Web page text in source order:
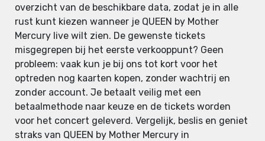
overzicht van de beschikbare data, zodat je in alle
rust kunt kiezen wanneer je QUEEN by Mother
Mercury live wilt zien. De gewenste tickets
misgegrepen bij het eerste verkooppunt? Geen
probleem: vaak kun je bij ons tot kort voor het
optreden nog kaarten kopen, zonder wachtrij en
zonder account. Je betaalt veilig met een
betaalmethode naar keuze en de tickets worden
voor het concert geleverd. Vergelijk, beslis en geniet
straks van QUEEN by Mother Mercury in